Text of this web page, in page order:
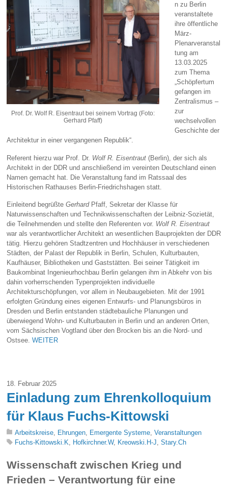
Prof. Dr. Wolf R. Eisentraut bei seinem Vortrag (Foto:
Gerhard Pfaff)
n zu Berlin
veranstaltete
ihre öffentliche
März-
Plenarveranstal
tung am
13.03.2025
zum Thema
„Schöpfertum
gefangen im
Zentralismus –
zur
wechselvollen
Geschichte der
Architektur in einer vergangenen Republik“.
Referent hierzu war Prof. Dr. Wolf R. Eisentraut (Berlin), der sich als
Architekt in der DDR und anschließend im vereinten Deutschland einen
Namen gemacht hat. Die Veranstaltung fand im Ratssaal des
Historischen Rathauses Berlin-Friedrichshagen statt.
Einleitend begrüßteGerhard Pfaff, Sekretar der Klasse für
Naturwissenschaften und Technikwissenschaften der Leibniz-Sozietät,
die Teilnehmenden und stellte den Referenten vor. Wolf R. Eisentraut
war als verantwortlicher Architekt an wesentlichen Bauprojekten der DDR
tätig. Hierzu gehören Stadtzentren und Hochhäuser in verschiedenen
Städten, der Palast der Republik in Berlin, Schulen, Kulturbauten,
Kaufhäuser, Bibliotheken und Gaststätten. Bei seiner Tätigkeit im
Baukombinat Ingenieurhochbau Berlin gelangen ihm in Abkehr von bis
dahin vorherrschenden Typenprojekten individuelle
Architekturschöpfungen, vor allem in Neubaugebieten. Mit der 1991
erfolgten Gründung eines eigenen Entwurfs- und Planungsbüros in
Dresden und Berlin entstanden städtebauliche Planungen und
überwiegend Wohn- und Kulturbauten in Berlin und an anderen Orten,
vom Sächsischen Vogtland über den Brocken bis an die Nord- und
Ostsee.WEITER
18. Februar 2025
Einladung zum Ehrenkolloquium
für Klaus Fuchs-Kittowski
Arbeitskreise Ehrungen Emergente Systeme ,Veranstaltungen
Fuchs-Kittowski.K
Hofkirchner.W, Kreowski.H-J ,Stary.Ch
Wissenschaft zwischen Krieg und
Frieden –Verantwortung für eine